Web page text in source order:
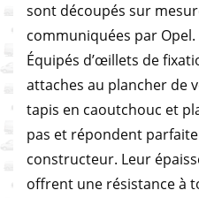
sont découpés sur
communiquées par Opel.
Équipés d’œillets de
attaches au plancher de
tapis en caoutchouc et
pas et répondent
constructeur. Leur
offrent une résistance à